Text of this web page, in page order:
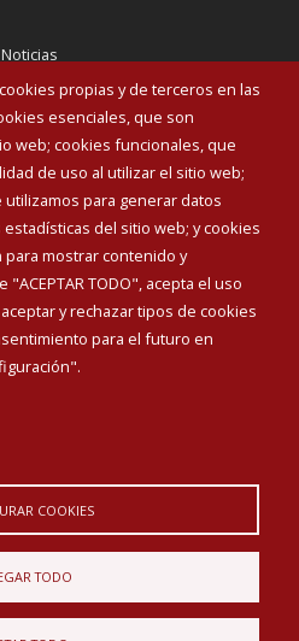
propias y de terceros en las
esenciales, que son
web; cookies funcionales, que
de uso al utilizar el sitio web;
para generar datos
del sitio web; y cookies
mostrar contenido y
TODO", acepta el uso
y rechazar tipos de cookies
para el futuro en
COOKIES
TODO
Noticias
Eventos
Municipal
de interés
SESIÓN
WEB